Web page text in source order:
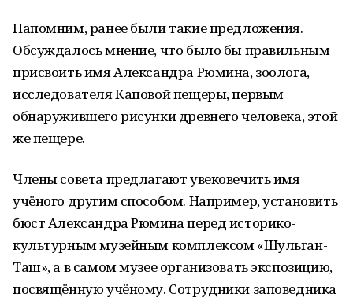
Напомним, ранее были такие предложения.
Обсуждалось мнение, что было бы правильным
присвоить имя Александра Рюмина, зоолога,
исследователя Каповой пещеры, первым
обнаружившего рисунки древнего человека, этой
же пещере.
Члены совета предлагают увековечить имя
учёного другим способом. Например, установить
бюст Александра Рюмина перед историко-
культурным музейным комплексом «Шульган-
Таш», а в самом музее организовать экспозицию,
посвящённую учёному. Сотрудники заповедника